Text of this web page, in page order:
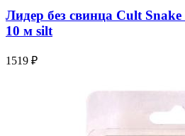
Лидер без свинца Cult
10 м silt
1519 ₽